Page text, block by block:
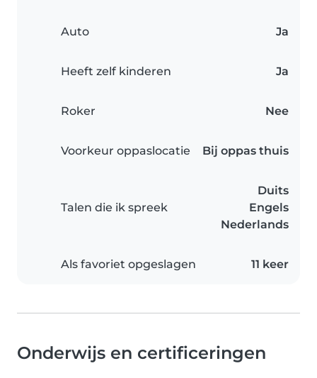
Auto Ja
Heeft zelf kinderen Ja
Roker Nee
Voorkeur oppaslocatie Bij oppas thuis
Talen die ik spreek
Duits
Engels
Nederlands
Als favoriet opgeslagen 11 keer
Onderwijs en certificeringen